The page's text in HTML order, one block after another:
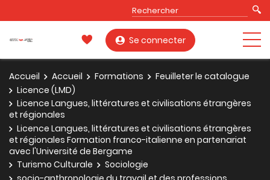
Se connecter
Accueil Accueil Formations
Feuilleter le catalogue
Licence (LMD)
Licence Langues, littératures et civilisations étrangères
et régionales
Licence Langues, littératures et civilisations étrangères
et régionales Formation franco-italienne en partenariat
avec l'Université de Bergame
Turismo Culturale
Sociologie